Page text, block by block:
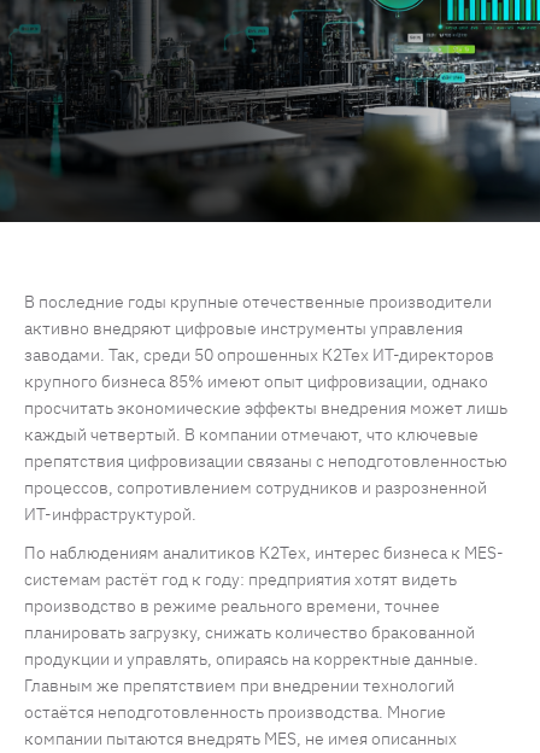
В последние годы крупные отечественные производители
активно внедряют цифровые инструменты управления
заводами. Так, среди 50 опрошенных К2Тех ИТ-директоров
крупного бизнеса 85% имеют опыт цифровизации, однако
просчитать экономические эффекты внедрения может лишь
каждый четвертый. В компании отмечают, что ключевые
препятствия цифровизации связаны с неподготовленностью
процессов, сопротивлением сотрудников и разрозненной
ИТ-инфраструктурой.
По наблюдениям аналитиков К2Тех, интерес бизнеса к MES-
системам растёт год к году: предприятия хотят видеть
производство в режиме реального времени, точнее
планировать загрузку, снижать количество бракованной
продукции и управлять, опираясь на корректные данные.
Главным же препятствием при внедрении технологий
остаётся неподготовленность производства. Многие
компании пытаются внедрять MES, не имея описанных